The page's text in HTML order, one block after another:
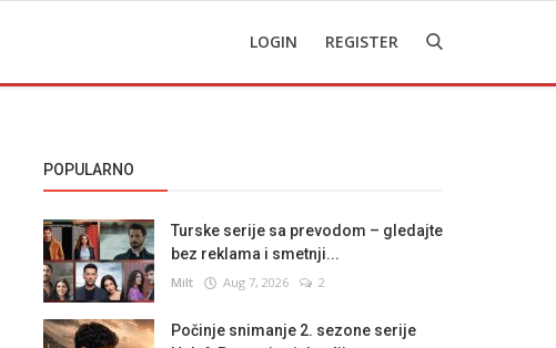
LOGIN REGISTER
POPULARNO
Turske serije sa prevodom – gledajte
bez reklama i smetnji...
Milt Aug 7, 2026 2
Počinje snimanje 2. sezone serije